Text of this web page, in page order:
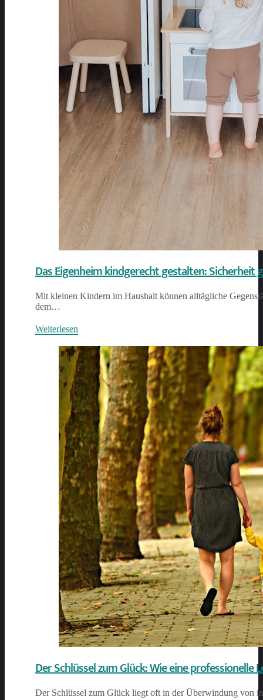
Das Eigenheim kindgerecht gestalten: Sicherheit
Mit kleinen Kindern im Haushalt können alltägliche
dem…
Weiterlesen
Der Schlüssel zum Glück: Wie eine
Der Schlüssel zum Glück liegt oft in der Überwindung von